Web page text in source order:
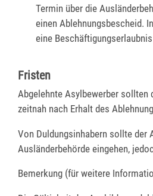
Termin über die
einen Ablehnungsbescheid.
eine
Fristen
Abgelehnte Asylbewerber sollten
zeitnah nach Erhalt des
Von Duldungsinhabern sollte der
Ausländerbehörde eingehen,
Bemerkung (für weitere